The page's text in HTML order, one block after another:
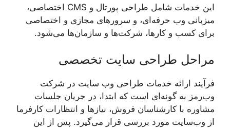
این خدمات شامل طراحی پورتال و CMS اختصاصی،
میزبانی وب حرفه‌ای، و سرورهای مجازی و اختصاصی
برای کسب و کارها، شرکت‌ها و سازمان‌ها می‌شود.
مراحل طراحی سایت تخصصی
فرآیند ارائه خدمات طراحی وب سایت در شرکت
وب‌رمز به گونه‌ای است که ابتدا، در جریان جلسات
مشاوره با کارشناسان فروش، نیازها و انتظارات کارفرما
از وب‌سایت مورد بررسی قرار می‌گیرد. پس از این